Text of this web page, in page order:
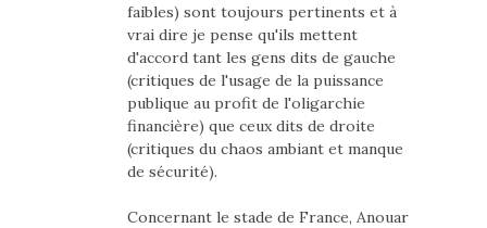
faibles) sont toujours pertinents et à
vrai dire je pense qu'ils mettent
d'accord tant les gens dits de gauche
(critiques de l'usage de la puissance
publique au profit de l'oligarchie
financière) que ceux dits de droite
(critiques du chaos ambiant et manque
de sécurité).
Concernant le stade de France, Anouar